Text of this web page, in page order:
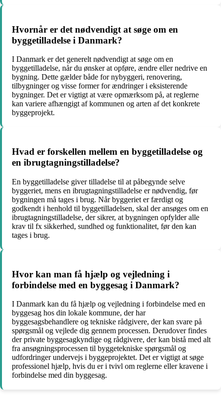
Hvornår er det nødvendigt at søge om en
byggetilladelse i Danmark?
I Danmark er det generelt nødvendigt at søge om en
byggetilladelse, når du ønsker at opføre, ændre eller nedrive en
bygning. Dette gælder både for nybyggeri, renovering,
tilbygninger og visse former for ændringer i eksisterende
bygninger. Det er vigtigt at være opmærksom på, at reglerne
kan variere afhængigt af kommunen og arten af det konkrete
byggeprojekt.
Hvad er forskellen mellem en byggetilladelse og
en ibrugtagningstilladelse?
En byggetilladelse giver tilladelse til at påbegynde selve
byggeriet, mens en ibrugtagningstilladelse er nødvendig, før
bygningen må tages i brug. Når byggeriet er færdigt og
godkendt i henhold til byggetilladelsen, skal der ansøges om en
ibrugtagningstilladelse, der sikrer, at bygningen opfylder alle
krav til fx sikkerhed, sundhed og funktionalitet, før den kan
tages i brug.
Hvor kan man få hjælp og vejledning i
forbindelse med en byggesag i Danmark?
I Danmark kan du få hjælp og vejledning i forbindelse med en
byggesag hos din lokale kommune, der har
byggesagsbehandlere og tekniske rådgivere, der kan svare på
spørgsmål og vejlede dig gennem processen. Derudover findes
der private byggesagkyndige og rådgivere, der kan bistå med alt
fra ansøgningsprocessen til byggetekniske spørgsmål og
udfordringer undervejs i byggeprojektet. Det er vigtigt at søge
professionel hjælp, hvis du er i tvivl om reglerne eller kravene i
forbindelse med din byggesag.